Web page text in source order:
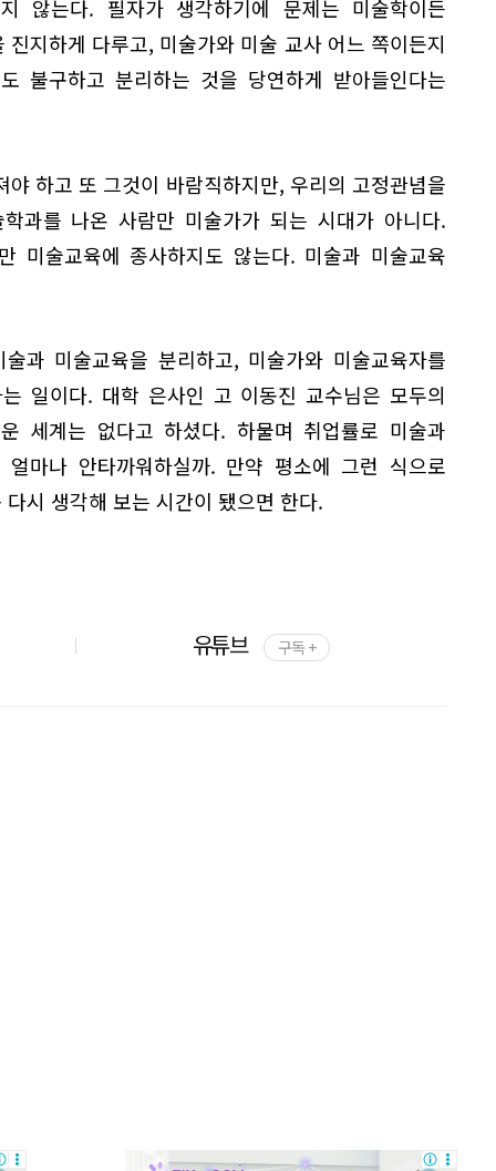
않는다. 필자가 생각하기에 문제는 미술학이든
지하게 다루고, 미술가와 미술 교사 어느 쪽이든지
불구하고 분리하는 것을 당연하게 받아들인다는
하고 또 그것이 바람직하지만, 우리의 고정관념을
과를 나온 사람만 미술가가 되는 시대가 아니다.
미술교육에 종사하지도 않는다. 미술과 미술교육
과 미술교육을 분리하고, 미술가와 미술교육자를
일이다. 대학 은사인 고 이동진 교수님은 모두의
세계는 없다고 하셨다. 하물며 취업률로 미술과
마나 안타까워하실까. 만약 평소에 그런 식으로
시 생각해 보는 시간이 됐으면 한다.
유튜브 구독 +